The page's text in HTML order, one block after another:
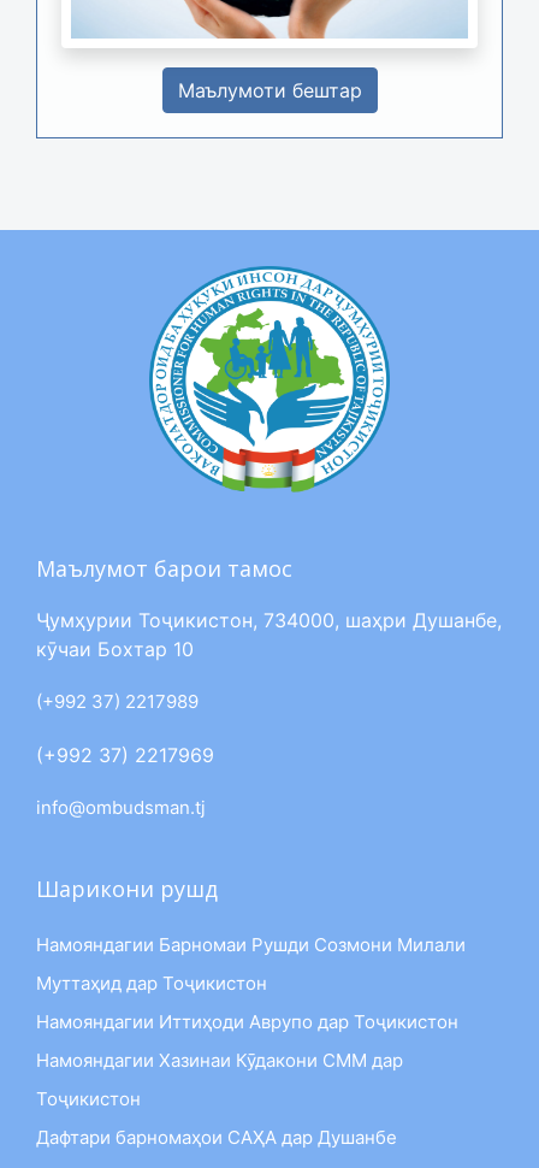
Маълумоти бештар
Маълумот барои тамос
Ҷумҳурии Тоҷикистон, 734000, шаҳри Душанбе,
кӯчаи Бохтар 10
(+992 37) 2217989
(+992 37) 2217969
info@ombudsman.tj
Шарикони рушд
Намояндагии Барномаи Рушди Созмони Милали
Муттаҳид дар Тоҷикистон
Намояндагии Иттиҳоди Аврупо дар Тоҷикистон
Намояндагии Хазинаи Кӯдакони СММ дар
Тоҷикистон
Дафтари барномаҳои САҲА дар Душанбе